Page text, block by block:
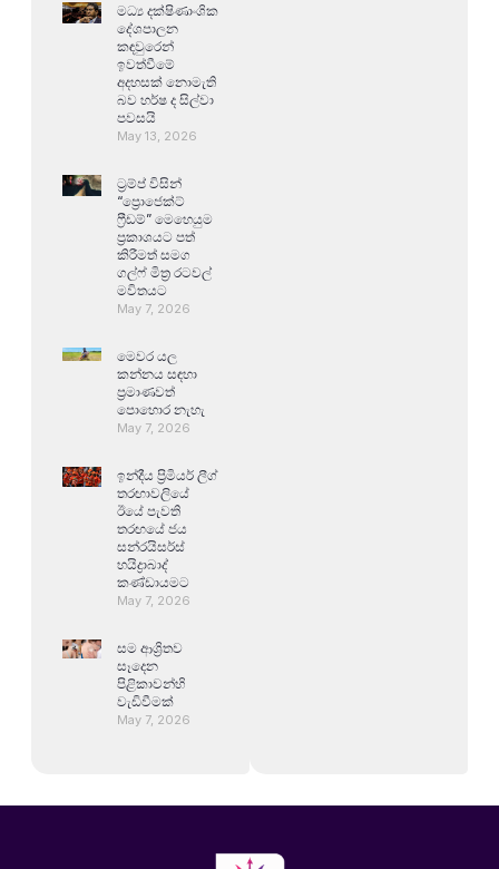
මධ්‍ය දක්ෂිණාංශික
දේශපාලන
කඳවුරෙන්
ඉවත්වීමේ
අදහසක් නොමැති
බව හර්ෂ ද සිල්වා
පවසයි
May 13, 2026
ට්‍රම්ප් විසින්
“ප්‍රොජෙක්ට්
ෆ්‍රීඩම්” මෙහෙයුම
ප්‍රකාශයට පත්
කිරීමත් සමග
ගල්ෆ් මිත්‍ර රටවල්
මවිතයට
May 7, 2026
මෙවර යල
කන්නය සඳහා
ප්‍රමාණවත්
පොහොර නැහැ
May 7, 2026
ඉන්දීය ප්‍රිමියර් ලීග්
තරඟාවලියේ
ඊයේ පැවති
තරඟයේ ජය
සන්රයිසර්ස්
හයිද්‍රාබාද්
කණ්ඩායමට
May 7, 2026
සම ආශ්‍රිතව
සෑදෙන
පිළිකාවන්හි
වැඩිවීමක්
May 7, 2026